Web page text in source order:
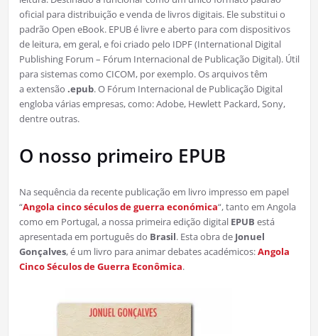
oficial para distribuição e venda de livros digitais. Ele substitui o
padrão Open eBook. EPUB é livre e aberto para com dispositivos
de leitura, em geral, e foi criado pelo IDPF (International Digital
Publishing Forum – Fórum Internacional de Publicação Digital). Útil
para sistemas como CICOM, por exemplo. Os arquivos têm
a extensão .epub. O Fórum Internacional de Publicação Digital
engloba várias empresas, como: Adobe, Hewlett Packard, Sony,
dentre outras.
O nosso primeiro EPUB
Na sequência da recente publicação em livro impresso em papel
“Angola cinco séculos de guerra económica“, tanto em Angola
como em Portugal, a nossa primeira edição digital EPUB está
apresentada em português do Brasil. Esta obra de Jonuel
Gonçalves, é um livro para animar debates académicos:Angola
Cinco Séculos de Guerra Econômica.